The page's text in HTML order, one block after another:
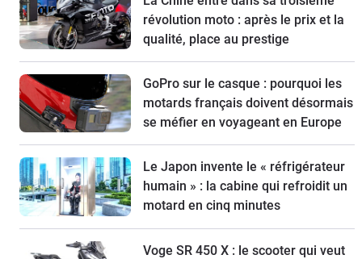
révolution moto : après le prix et la
qualité, place au prestige
GoPro sur le casque : pourquoi les
motards français doivent désormais
se méfier en voyageant en Europe
Le Japon invente le « réfrigérateur
humain » : la cabine qui refroidit un
motard en cinq minutes
Voge SR 450 X : le scooter qui veut